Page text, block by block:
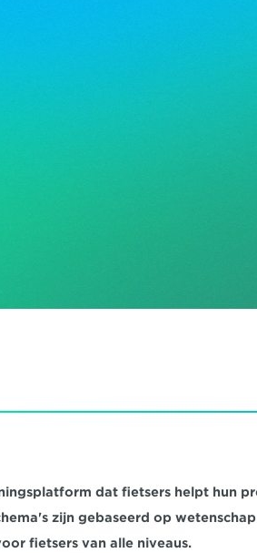
dat fietsers helpt hun
zijn gebaseerd op
fietsers van alle niveaus.